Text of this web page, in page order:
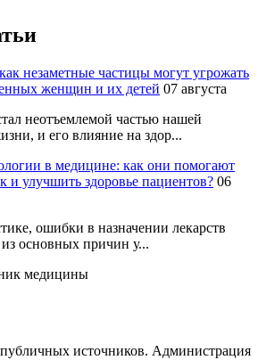
незаметные частицы могут угрожать
женщин и их детей 07 августа
неотъемлемой частью нашей
и его влияние на здор...
в медицине: как они помогают
и улучшить здоровье пациентов? 06
ошибки в назначении лекарств
основных причин у...
медицины
источников. Администрация